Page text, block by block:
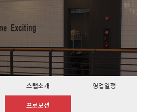
스탭소개 영업일정
프로모션